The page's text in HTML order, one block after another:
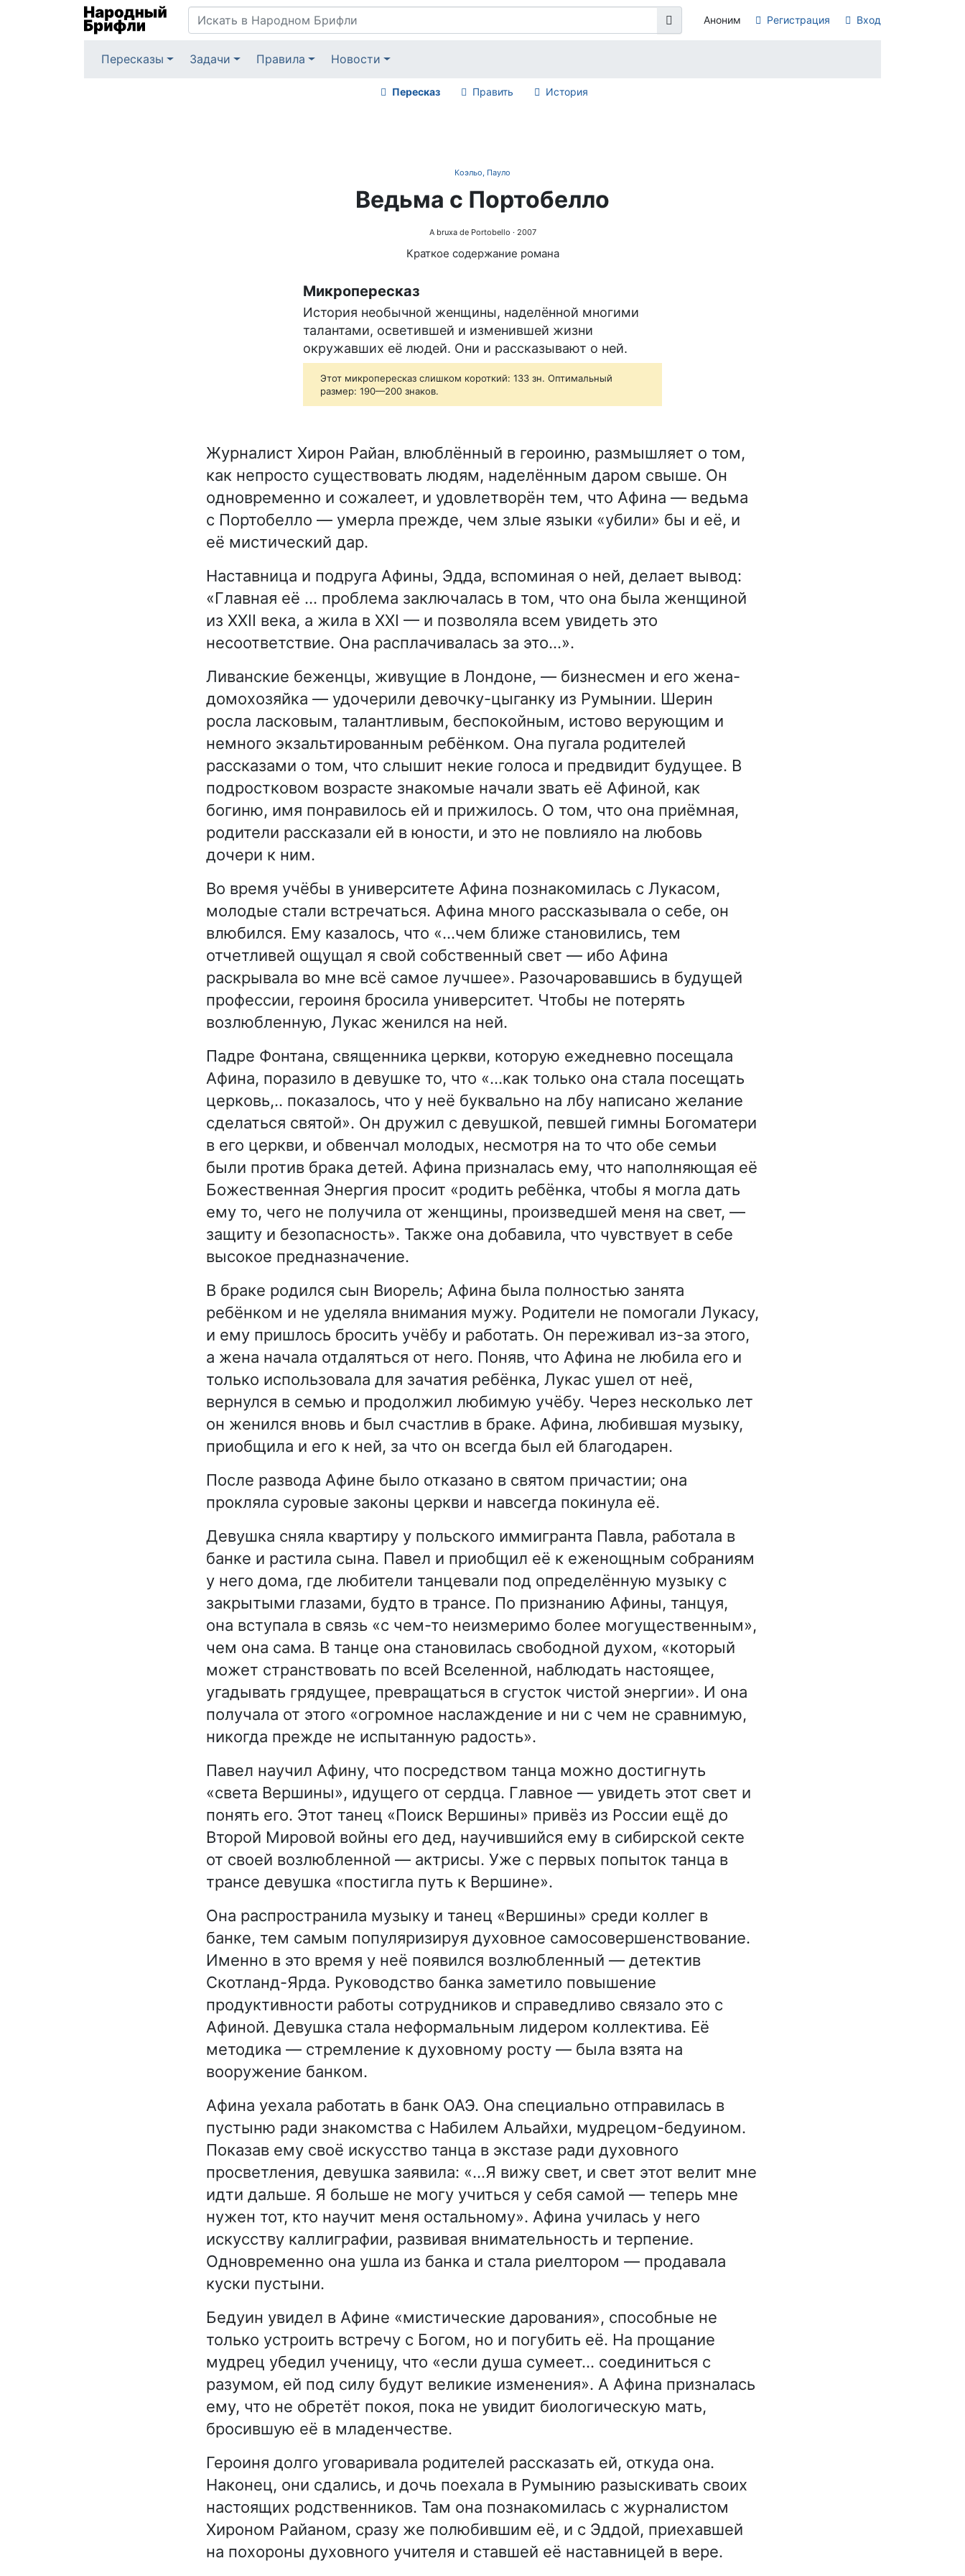
Аноним Регистрация Вход
Пересказы Задачи Правила Новости
Пересказ Править История
Коэльо, Пауло
Ведьма с Портобелло
A bruxa de Portobello · 2007
Краткое содержание романа
Микропересказ
История необычной женщины, наделённой многими
талантами, осветившей и изменившей жизни
окружавших её людей. Они и рассказывают о ней.
Этот микропересказ слишком короткий: 133 зн. Оптимальный
размер: 190—200 знаков.
Журналист Хирон Райан, влюблённый в героиню, размышляет о том,
как непросто существовать людям, наделённым даром свыше. Он
одновременно и сожалеет, и удовлетворён тем, что Афина — ведьма
с Портобелло — умерла прежде, чем злые языки «убили» бы и её, и
её мистический дар.
Наставница и подруга Афины, Эдда, вспоминая о ней, делает вывод:
«Главная её ... проблема заключалась в том, что она была женщиной
из XXII века, а жила в XXI — и позволяла всем увидеть это
несоответствие. Она расплачивалась за это…».
Ливанские беженцы, живущие в Лондоне, — бизнесмен и его жена-
домохозяйка — удочерили девочку-цыганку из Румынии. Шерин
росла ласковым, талантливым, беспокойным, истово верующим и
немного экзальтированным ребёнком. Она пугала родителей
рассказами о том, что слышит некие голоса и предвидит будущее. В
подростковом возрасте знакомые начали звать её Афиной, как
богиню, имя понравилось ей и прижилось. О том, что она приёмная,
родители рассказали ей в юности, и это не повлияло на любовь
дочери к ним.
Во время учёбы в университете Афина познакомилась с Лукасом,
молодые стали встречаться. Афина много рассказывала о себе, он
влюбился. Ему казалось, что «…чем ближе становились, тем
отчетливей ощущал я свой собственный свет — ибо Афина
раскрывала во мне всё самое лучшее». Разочаровавшись в будущей
профессии, героиня бросила университет. Чтобы не потерять
возлюбленную, Лукас женился на ней.
Падре Фонтана, священника церкви, которую ежедневно посещала
Афина, поразило в девушке то, что «…как только она стала посещать
церковь,.. показалось, что у неё буквально на лбу написано желание
сделаться святой». Он дружил с девушкой, певшей гимны Богоматери
в его церкви, и обвенчал молодых, несмотря на то что обе семьи
были против брака детей. Афина призналась ему, что наполняющая её
Божественная Энергия просит «родить ребёнка, чтобы я могла дать
ему то, чего не получила от женщины, произведшей меня на свет, —
защиту и безопасность». Также она добавила, что чувствует в себе
высокое предназначение.
В браке родился сын Виорель; Афина была полностью занята
ребёнком и не уделяла внимания мужу. Родители не помогали Лукасу,
и ему пришлось бросить учёбу и работать. Он переживал из-за этого,
а жена начала отдаляться от него. Поняв, что Афина не любила его и
только использовала для зачатия ребёнка, Лукас ушел от неё,
вернулся в семью и продолжил любимую учёбу. Через несколько лет
он женился вновь и был счастлив в браке. Афина, любившая музыку,
приобщила и его к ней, за что он всегда был ей благодарен.
После развода Афине было отказано в святом причастии; она
прокляла суровые законы церкви и навсегда покинула её.
Девушка сняла квартиру у польского иммигранта Павла, работала в
банке и растила сына. Павел и приобщил её к еженощным собраниям
у него дома, где любители танцевали под определённую музыку с
закрытыми глазами, будто в трансе. По признанию Афины, танцуя,
она вступала в связь «с чем-то неизмеримо более могущественным»,
чем она сама. В танце она становилась свободной духом, «который
может странствовать по всей Вселенной, наблюдать настоящее,
угадывать грядущее, превращаться в сгусток чистой энергии». И она
получала от этого «огромное наслаждение и ни с чем не сравнимую,
никогда прежде не испытанную радость».
Павел научил Афину, что посредством танца можно достигнуть
«света Вершины», идущего от сердца. Главное — увидеть этот свет и
понять его. Этот танец «Поиск Вершины» привёз из России ещё до
Второй Мировой войны его дед, научившийся ему в сибирской секте
от своей возлюбленной — актрисы. Уже с первых попыток танца в
трансе девушка «постигла путь к Вершине».
Она распространила музыку и танец «Вершины» среди коллег в
банке, тем самым популяризируя духовное самосовершенствование.
Именно в это время у неё появился возлюбленный — детектив
Скотланд-Ярда. Руководство банка заметило повышение
продуктивности работы сотрудников и справедливо связало это с
Афиной. Девушка стала неформальным лидером коллектива. Её
методика — стремление к духовному росту — была взята на
вооружение банком.
Афина уехала работать в банк ОАЭ. Она специально отправилась в
пустыню ради знакомства с Набилем Альайхи, мудрецом-бедуином.
Показав ему своё искусство танца в экстазе ради духовного
просветления, девушка заявила: «…Я вижу свет, и свет этот велит мне
идти дальше. Я больше не могу учиться у себя самой — теперь мне
нужен тот, кто научит меня остальному». Афина училась у него
искусству каллиграфии, развивая внимательность и терпение.
Одновременно она ушла из банка и стала риелтором — продавала
куски пустыни.
Бедуин увидел в Афине «мистические дарования», способные не
только устроить встречу с Богом, но и погубить её. На прощание
мудрец убедил ученицу, что «если душа сумеет… соединиться с
разумом, ей под силу будут великие изменения». А Афина призналась
ему, что не обретёт покоя, пока не увидит биологическую мать,
бросившую её в младенчестве.
Героиня долго уговаривала родителей рассказать ей, откуда она.
Наконец, они сдались, и дочь поехала в Румынию разыскивать своих
настоящих родственников. Там она познакомилась с журналистом
Хироном Райаном, сразу же полюбившим её, и с Эддой, приехавшей
на похороны духовного учителя и ставшей её наставницей в вере.